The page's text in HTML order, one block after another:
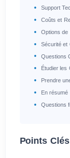
Support
Coûts et
Options de
Sécurité et
Questions
Étudier les
Prendre
En résumé
Questions
Points Clés